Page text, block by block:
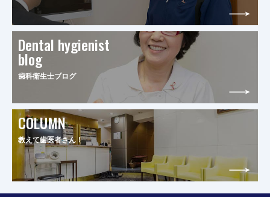
Dental hygienist
blog
歯科衛生士ブログ
COLUMN
教えて歯医者さん！